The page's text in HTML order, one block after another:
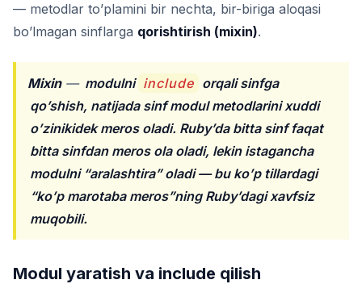
— metodlar to’plamini bir nechta, bir-biriga aloqasi
bo’lmagan sinflarga qorishtirish (mixin).
Mixin— modulni include orqali sinfga
qo’shish, natijada sinf modul metodlarini xuddi
o’zinikidek meros oladi. Ruby’da bitta sinf faqat
bitta sinfdan meros ola oladi, lekin istagancha
modulni “aralashtira” oladi — bu ko’p tillardagi
“ko’p marotaba meros”ning Ruby’dagi xavfsiz
muqobili.
Modul yaratish va include qilish